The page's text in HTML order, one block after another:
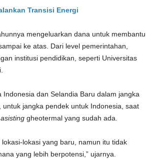
Transisi Energi
mengeluarkan dana untuk membantu
ke atas. Dari level pemerintahan,
institusi pendidikan, seperti Universitas
dan Selandia Baru dalam jangka
jangka pendek untuk Indonesia, saat
gheotermal yang sudah ada.
lokasi yang baru, namun itu tidak
yang lebih berpotensi,” ujarnya.